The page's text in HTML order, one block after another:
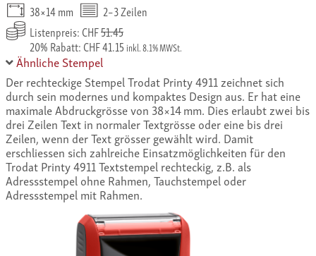
38×14 mm
2–3 Zeilen
Listenpreis: CHF51.45
20% Rabatt: CHF 41.15 inkl. 8.1% MWSt.
Ähnliche Stempel
Der rechteckige Stempel Trodat Printy 4911 zeichnet sich
durch sein modernes und kompaktes Design aus. Er hat eine
maximale Abdruckgrösse von 38×14 mm. Dies erlaubt zwei bis
drei Zeilen Text in normaler Textgrösse oder eine bis drei
Zeilen, wenn der Text grösser gewählt wird. Damit
erschliessen sich zahlreiche Einsatzmöglichkeiten für den
Trodat Printy 4911 Textstempel rechteckig, z.B. als
Adressstempel ohne Rahmen, Tauchstempel oder
Adressstempel mit Rahmen.